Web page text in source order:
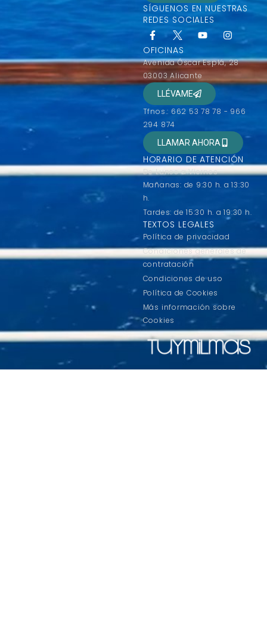
SÍGUENOS EN NUESTRAS
REDES SOCIALES
OFICINAS
Avenida Óscar Esplá, 28
03003 Alicante
LLÉVAME
Tfnos.: 662 53 78 78 - 966
294 874
LLAMAR AHORA
HORARIO DE ATENCIÓN
De Lunes a Viernes
Mañanas: de 9:30 h. a 13:30
h.
Tardes: de 15:30 h. a 19:30 h.
TEXTOS LEGALES
Política de privacidad
Condiciones generales de
contratación
Condiciones de uso
Política de Cookies
Más información sobre
Cookies